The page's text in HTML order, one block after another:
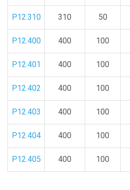
P12.310 310 50
P12.400 400 100
P12.401 400 100
P12.402 400 100
P12.403 400 100
P12.404 400 100
P12.405 400 100